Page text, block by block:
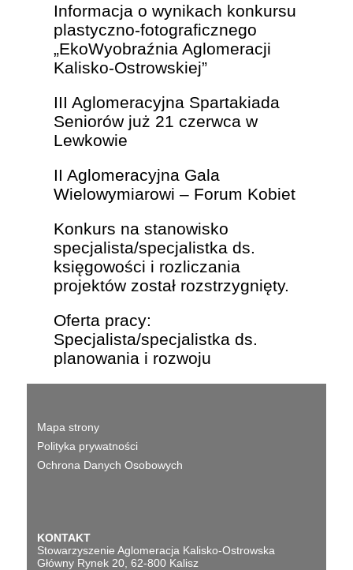
Informacja o wynikach konkursu
plastyczno-fotograficznego
„EkoWyobraźnia Aglomeracji
Kalisko-Ostrowskiej”
III Aglomeracyjna Spartakiada
Seniorów już 21 czerwca w
Lewkowie
II Aglomeracyjna Gala
Wielowymiarowi – Forum Kobiet
Konkurs na stanowisko
specjalista/specjalistka ds.
księgowości i rozliczania
projektów został rozstrzygnięty.
Oferta pracy:
Specjalista/specjalistka ds.
planowania i rozwoju
Mapa strony
Polityka prywatności
Ochrona Danych Osobowych
KONTAKT
Stowarzyszenie Aglomeracja Kalisko-Ostrowska
Główny Rynek 20, 62-800 Kalisz